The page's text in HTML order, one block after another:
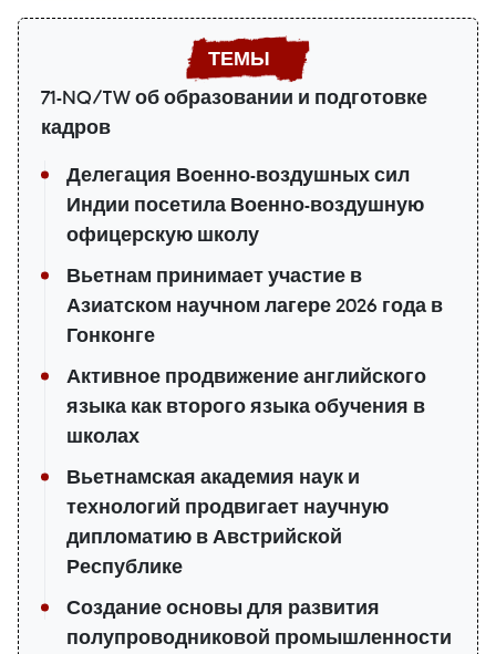
71-NQ/TW об образовании и подготовке
кадров
Делегация Военно-воздушных сил
Индии посетила Военно-воздушную
офицерскую школу
Вьетнам принимает участие в
Азиатском научном лагере 2026 года в
Гонконге
Активное продвижение английского
языка как второго языка обучения в
школах
Вьетнамская академия наук и
технологий продвигает научную
дипломатию в Австрийской
Республике
Создание основы для развития
полупроводниковой промышленности